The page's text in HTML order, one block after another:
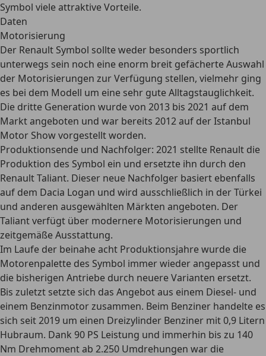
Symbol viele attraktive Vorteile.
Daten
Motorisierung
Der Renault Symbol sollte weder besonders sportlich
unterwegs sein noch eine enorm breit gefächerte Auswahl
der Motorisierungen zur Verfügung stellen, vielmehr ging
es bei dem Modell um eine sehr gute Alltagstauglichkeit.
Die dritte Generation wurde von 2013 bis 2021 auf dem
Markt angeboten und war bereits 2012 auf der Istanbul
Motor Show vorgestellt worden.
Produktionsende und Nachfolger: 2021 stellte Renault die
Produktion des Symbol ein und ersetzte ihn durch den
Renault Taliant. Dieser neue Nachfolger basiert ebenfalls
auf dem Dacia Logan und wird ausschließlich in der Türkei
und anderen ausgewählten Märkten angeboten. Der
Taliant verfügt über modernere Motorisierungen und
zeitgemäße Ausstattung.
Im Laufe der beinahe acht Produktionsjahre wurde die
Motorenpalette des Symbol immer wieder angepasst und
die bisherigen Antriebe durch neuere Varianten ersetzt.
Bis zuletzt setzte sich das Angebot aus einem Diesel- und
einem Benzinmotorzusammen. Beim Benziner handelte es
sich seit 2019 um einen Dreizylinder Benziner mit 0,9 Litern
Hubraum. Dank 90 PS Leistung und immerhin bis zu 140
Nm Drehmoment ab 2.250 Umdrehungen war die